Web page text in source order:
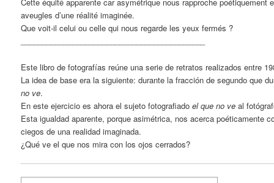
Cette équité apparente car asymétrique nous rapproche poétiquement
aveugles d’une réalité imaginée.
Que voit-il celui ou celle qui nous regarde les yeux fermés ?
Este libro de fotografías reúne una serie de retratos realizados entre
La idea de base era la siguiente: durante la fracción de segundo que
no ve.
En este ejercicio es ahora el sujeto fotografiadoel que no ve al
Esta igualdad aparente, porque asimétrica, nos acerca poéticamente
ciegos de una realidad imaginada.
¿Qué ve el que nos mira con los ojos cerrados?